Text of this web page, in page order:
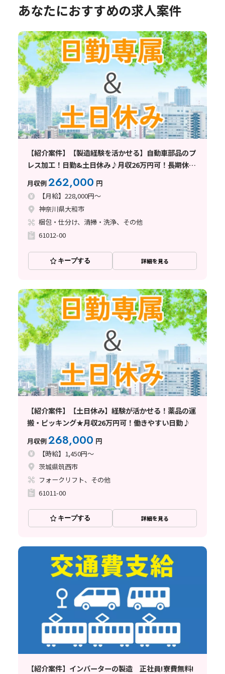
あなたにおすすめの求人案件
【紹介案件】【製造経験を活かせる】自動車部品のプ
レス加工！日勤&土日休み♪月収26万円可！長期休暇
月収例262,000 円
【月給】228,000円～
神奈川県大和市
梱包・仕分け、清掃・洗浄、その他
61012-00
キープする 詳細を見る
【紹介案件】【土日休み】経験が活かせる！薬品の運
搬・ピッキング★月収26万円可！働きやすい日勤♪
月収例268,000 円
【時給】1,450円～
茨城県筑西市
フォークリフト、その他
61011-00
キープする 詳細を見る
【紹介案件】インバーターの製造 正社員!寮費無料!